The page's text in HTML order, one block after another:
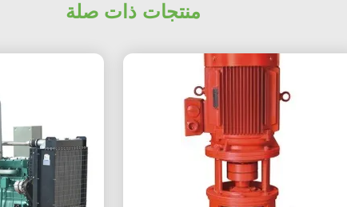
منتجات ذات صلة